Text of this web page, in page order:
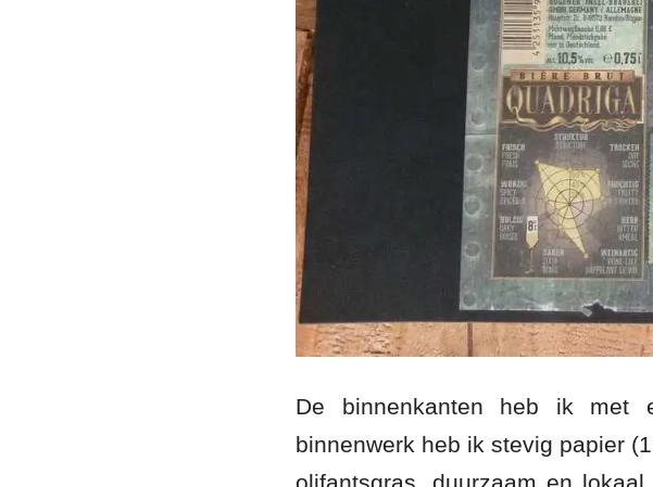
De binnenkanten heb ik met
binnenwerk heb ik stevig papier
olifantsgras, duurzaam en